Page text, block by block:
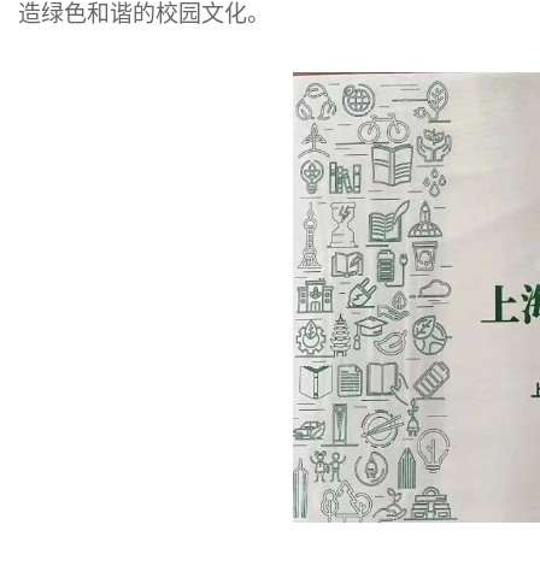
造绿色和谐的校园文化。